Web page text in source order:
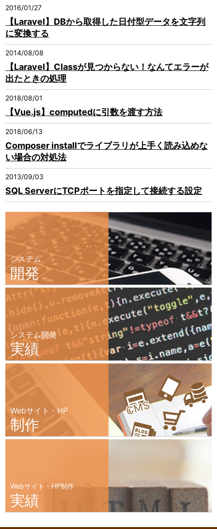
2016/01/27
【Laravel】DBから取得した日付型データを文字列
に変換する
2014/08/08
【Laravel】Classが見つからない！なんてエラーが
出たときの処理
2018/08/01
【Vue.js】computedに引数を渡す方法
2018/06/13
Composer installでライブラリが上手く読み込めな
い場合の対処法
2013/09/03
SQL ServerにTCPポートを指定して接続する設定
システム
開発
システム開発
実績
Webサイト・HP
制作
Webサイト・HP制作
実績